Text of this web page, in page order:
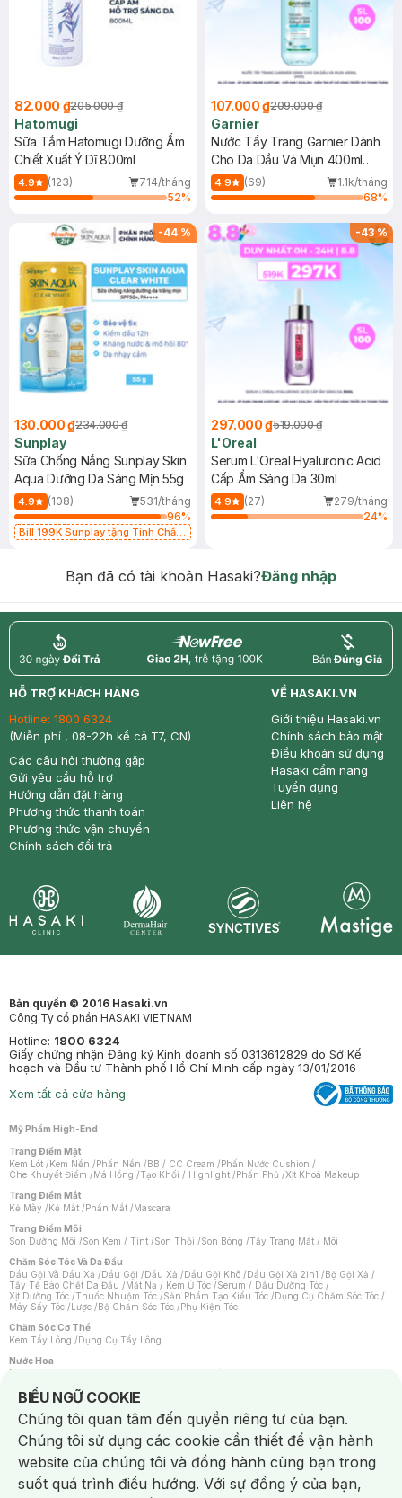
82.000 ₫205.000 ₫
Hatomugi
Sữa Tắm Hatomugi Dưỡng Ẩm
Chiết Xuất Ý Dĩ 800ml
4.9 (123)
714/tháng
52%
107.000 ₫209.000 ₫
Garnier
Nước Tẩy Trang Garnier Dành
Cho Da Dầu Và Mụn 400ml
(Mới)
4.9 (69)
1.1k/tháng
68%
-44 %
130.000 ₫234.000 ₫
Sunplay
Sữa Chống Nắng Sunplay Skin
Aqua Dưỡng Da Sáng Mịn 55g
4.9 (108)
531/tháng
96%
Bill 199K Sunplay tặng Tinh Chất
-43%
297.000 ₫519.000 ₫
L'Oreal
Serum L'Oreal Hyaluronic Acid
Cấp Ẩm Sáng Da 30ml
4.9 (27)
279/tháng
24%
Bạn đã có tài khoản Hasaki?Đăng nhập
return nowfree price
HỖ TRỢ KHÁCH HÀNG
Hotline: 1800 6324
(Miễn phí , 08-22h kể cả T7, CN)
Các câu hỏi thường gặp
Gửi yêu cầu hỗ trợ
Hướng dẫn đặt hàng
Phương thức thanh toán
Phương thức vận chuyển
Chính sách đổi trả
VỀ HASAKI.VN
Giới thiệu Hasaki.vn
Chính sách bảo mật
Điều khoản sử dụng
Hasaki cẩm nang
Tuyển dụng
Liên hệ
Bản quyền © 2016 Hasaki.vn
Công Ty cổ phần HASAKI VIETNAM
Hotline: 1800 6324
Giấy chứng nhận Đăng ký Kinh doanh số 0313612829 do Sở Kế
hoạch và Đầu tư Thành phố Hồ Chí Minh cấp ngày 13/01/2016
Xem tất cả cửa hàng
Mỹ Phẩm High-End
Trang Điểm Mặt
Kem Lót /Kem Nền /Phấn Nền /BB / CC Cream /Phấn Nước Cushion /
Che Khuyết Điểm /Má Hồng /Tạo Khối / Highlight /Phấn Phủ /Xịt Khoá Makeup
Trang Điểm Mắt
Kẻ Mày /Kẻ Mắt /Phấn Mắt /Mascara
Trang Điểm Môi
Son Dưỡng Môi /Son Kem / Tint /Son Thỏi /Son Bóng /Tẩy Trang Mắt / Môi
Chăm Sóc Tóc Và Da Đầu
Dầu Gội Và Dầu Xả /Dầu Gội /Dầu Xả /Dầu Gội Khô /Dầu Gội Xả 2in1 /Bộ Gội Xả /
Tẩy Tế Bào Chết Da Đầu /Mặt Nạ / Kem Ủ Tóc /Serum / Dầu Dưỡng Tóc /
Xịt Dưỡng Tóc /Thuốc Nhuộm Tóc /Sản Phẩm Tạo Kiểu Tóc /Dụng Cụ Chăm Sóc Tóc /
Máy Sấy Tóc /Lược /Bộ Chăm Sóc Tóc /Phụ Kiện Tóc
Chăm Sóc Cơ Thể
Kem Tẩy Lông /Dụng Cụ Tẩy Lông
Nước Hoa
Nước Hoa Nữ
Chăm Sóc Cá Nhân
Chống Muỗi /Khẩu Trang /Máy Massage/Mặt Nạ Xông Hơi /Nước Rửa Tay/
Sản Phẩm Chăm Sóc Khác /Bàn Chải Đánh Răng /Bàn Chải Điện/
Hỗ Trợ Trắng Răng/Kem Đánh Răng /Máy Tăm Nước/ Nước Súc Miệng/
Tăm / Chỉ Nha Khoa/ Xịt Thơm Miệng / Dung Dịch Vệ Sinh/Dưỡng Vùng Kín/
Khăn Ướt Vệ Sinh Vùng Kín/Băng Vệ Sinh/Tampon/Bọt Cạo Râu /Dao Cạo Râu/
Máy Cạo Râu
Vấn Đề Về Da
BIỂU NGỮ COOKIE
Notice about cookies usage
Chúng tôi quan tâm đến quyền riêng tư của bạn.
Chúng tôi sử dụng các cookie cần thiết để vận hành
website của chúng tôi và đồng hành cùng bạn trong
suốt quá trình điều hướng. Với sự đồng ý của bạn,